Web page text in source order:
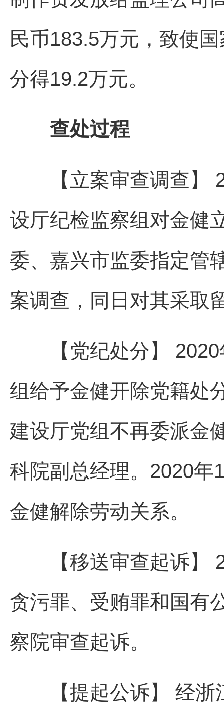
民币183.5万元，致使
分得19.2万元。
查处过程
【立案审查调查】
设厅纪检监察组对金健
委、嘉兴市监委指定管
案调查，同日对其采取
【党纪处分】 2020
组给予金健开除党籍处
建设厅党组不再委派金
科院副总经理。2020年
金健解除劳动关系。
【移送审查起诉】
贪污罪、受贿罪和国有
察院审查起诉。
【提起公诉】 经浙